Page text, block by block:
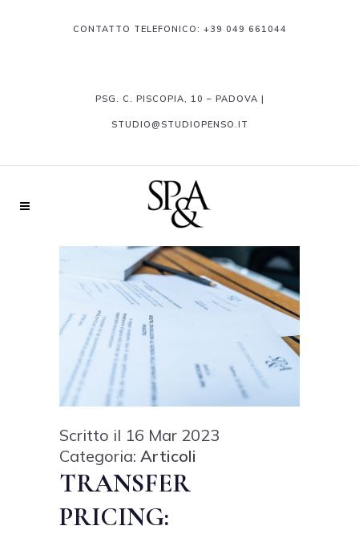
CONTATTO TELEFONICO: +39 049 661044
PSG. C. PISCOPIA, 10 – PADOVA |
STUDIO@STUDIOPENSO.IT
Scritto il 16 Mar 2023
Categoria: Articoli
TRANSFER
PRICING: